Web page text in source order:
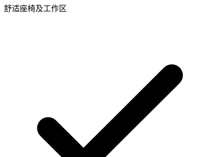
舒适座椅及工作区